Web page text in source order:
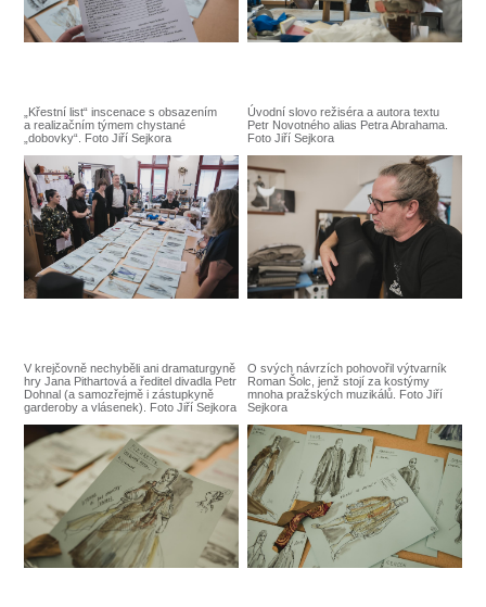
DÁLE NABÍZÍME
„Křestní list“ inscenace s obsazením
a realizačním týmem chystané
„dobovky“. Foto Jiří Sejkora
Úvodní slovo režiséra a autora textu
Petr Novotného alias Petra Abrahama.
Foto Jiří Sejkora
V krejčovně nechyběli ani dramaturgyně
hry Jana Pithartová a ředitel divadla Petr
Dohnal (a samozřejmě i zástupkyně
garderoby a vlásenek). Foto Jiří Sejkora
O svých návrzích pohovořil výtvarník
Roman Šolc, jenž stojí za kostýmy
mnoha pražských muzikálů. Foto Jiří
Sejkora